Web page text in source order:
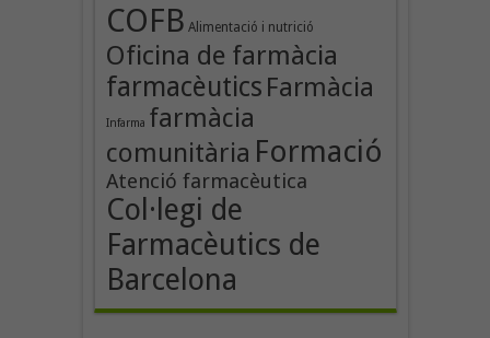
COFB Alimentació i nutrició
Oficina de farmàcia
farmacèutics Farmàcia
Infarma farmàcia
comunitària Formació
Atenció farmacèutica
Col·legi de
Farmacèutics de
Barcelona